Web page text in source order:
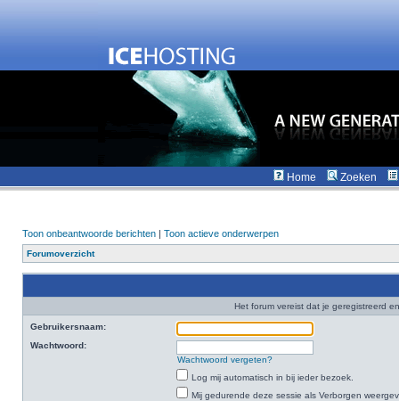
Home Zoeken
Toon onbeantwoorde berichten | Toon actieve onderwerpen
Forumoverzicht
Het forum vereist dat je geregistreerd
Gebruikersnaam:
Wachtwoord:
Wachtwoord vergeten?
Log mij automatisch in bij ieder bezoek.
Mij gedurende deze sessie als Verborgen